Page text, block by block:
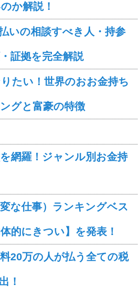
か解説！
いの相談すべき人・持参
証拠を完全解説
たい！世界のおお金持ち
グと富豪の特徴
網羅！ジャンル別お金持
な仕事）ランキングベス
的にきつい】を発表！
20万の人が払う全ての税
！